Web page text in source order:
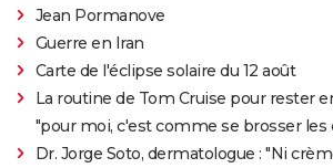
Jean Pormanove
Guerre en Iran
Carte de l'éclipse solaire du 12 août
La routine de Tom Cruise pour rester
"pour moi, c'est comme se brosser les
Dr. Jorge Soto, dermatologue : "Ni